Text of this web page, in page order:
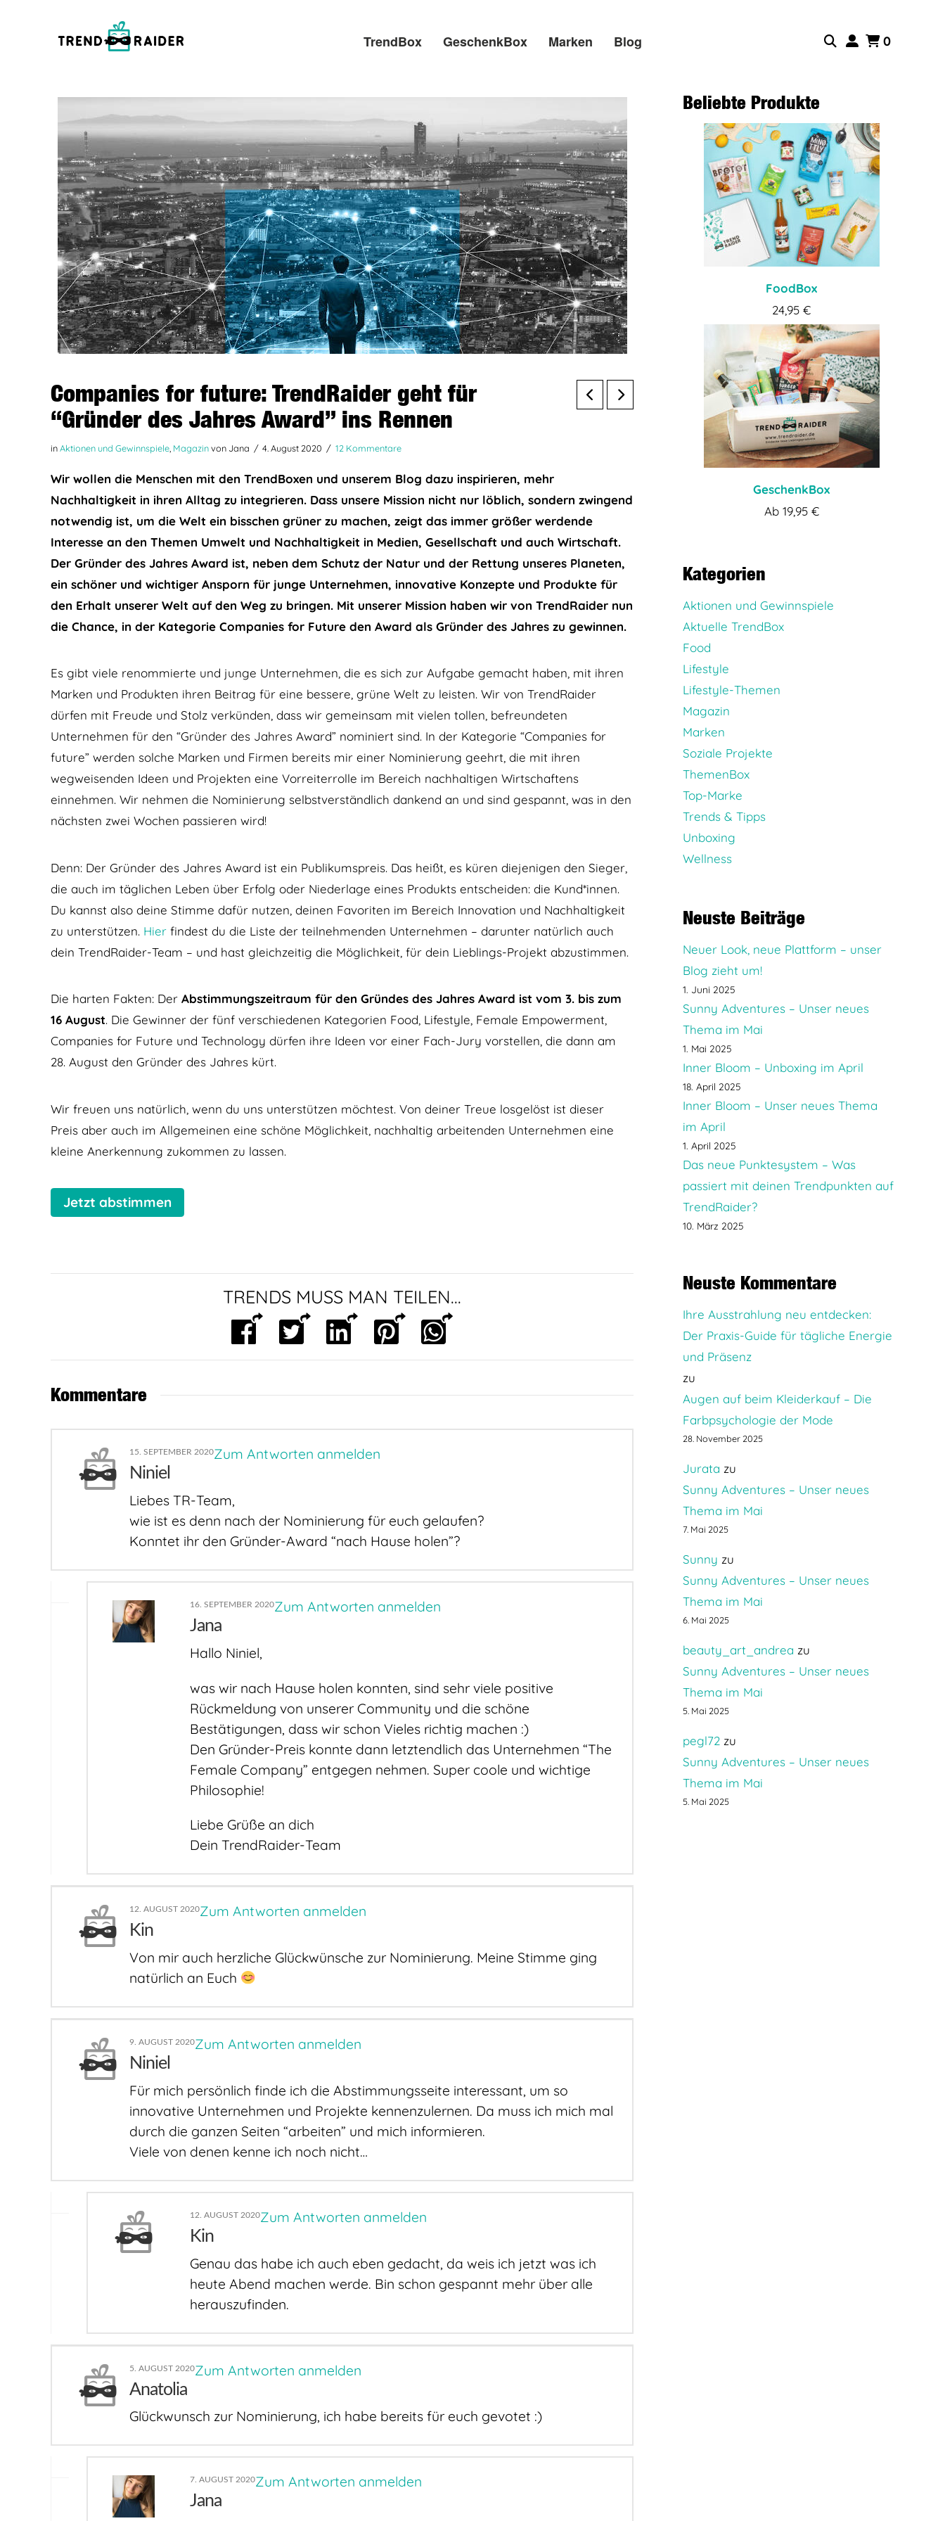
TrendBox GeschenkBox Marken Blog 0
Companies for future: TrendRaider geht für
“Gründer des Jahres Award” ins Rennen
inAktionen und Gewinnspiele, Magazinvon Jana 4. August 2020 12 Kommentare
Wir wollen die Menschen mit den TrendBoxen und unserem Blog dazu inspirieren, mehr
Nachhaltigkeit in ihren Alltag zu integrieren. Dass unsere Mission nicht nur löblich, sondern zwingend
notwendig ist, um die Welt ein bisschen grüner zu machen, zeigt das immer größer werdende
Interesse an den Themen Umwelt und Nachhaltigkeit in Medien, Gesellschaft und auch Wirtschaft.
Der Gründer des Jahres Award ist, neben dem Schutz der Natur und der Rettung unseres Planeten,
ein schöner und wichtiger Ansporn für junge Unternehmen, innovative Konzepte und Produkte für
den Erhalt unserer Welt auf den Weg zu bringen. Mit unserer Mission haben wir von TrendRaider nun
die Chance, in der Kategorie Companies for Future den Award als Gründer des Jahres zu gewinnen.
Es gibt viele renommierte und junge Unternehmen, die es sich zur Aufgabe gemacht haben, mit ihren
Marken und Produkten ihren Beitrag für eine bessere, grüne Welt zu leisten. Wir von TrendRaider
dürfen mit Freude und Stolz verkünden, dass wir gemeinsam mit vielen tollen, befreundeten
Unternehmen für den “Gründer des Jahres Award” nominiert sind. In der Kategorie “Companies for
future” werden solche Marken und Firmen bereits mir einer Nominierung geehrt, die mit ihren
wegweisenden Ideen und Projekten eine Vorreiterrolle im Bereich nachhaltigen Wirtschaftens
einnehmen. Wir nehmen die Nominierung selbstverständlich dankend an und sind gespannt, was in den
nächsten zwei Wochen passieren wird!
Denn: Der Gründer des Jahres Award ist ein Publikumspreis. Das heißt, es küren diejenigen den Sieger,
die auch im täglichen Leben über Erfolg oder Niederlage eines Produkts entscheiden: die Kund*innen.
Du kannst also deine Stimme dafür nutzen, deinen Favoriten im Bereich Innovation und Nachhaltigkeit
zu unterstützen. Hier findest du die Liste der teilnehmenden Unternehmen – darunter natürlich auch
dein TrendRaider-Team – und hast gleichzeitig die Möglichkeit, für dein Lieblings-Projekt abzustimmen.
Die harten Fakten: Der Abstimmungszeitraum für den Gründes des Jahres Award ist vom 3. bis zum
16 August. Die Gewinner der fünf verschiedenen Kategorien Food, Lifestyle, Female Empowerment,
Companies for Future und Technology dürfen ihre Ideen vor einer Fach-Jury vorstellen, die dann am
28. August den Gründer des Jahres kürt.
Wir freuen uns natürlich, wenn du uns unterstützen möchtest. Von deiner Treue losgelöst ist dieser
Preis aber auch im Allgemeinen eine schöne Möglichkeit, nachhaltig arbeitenden Unternehmen eine
kleine Anerkennung zukommen zu lassen.
Jetzt abstimmen
TRENDS MUSS MAN TEILEN...
Kommentare
15. SEPTEMBER 2020Zum Antworten anmelden
Niniel
Liebes TR-Team,
wie ist es denn nach der Nominierung für euch gelaufen?
Konntet ihr den Gründer-Award “nach Hause holen”?
16. SEPTEMBER 2020Zum Antworten anmelden
Jana
Hallo Niniel,
was wir nach Hause holen konnten, sind sehr viele positive
Rückmeldung von unserer Community und die schöne
Bestätigungen, dass wir schon Vieles richtig machen :)
Den Gründer-Preis konnte dann letztendlich das Unternehmen “The
Female Company” entgegen nehmen. Super coole und wichtige
Philosophie!
Liebe Grüße an dich
Dein TrendRaider-Team
12. AUGUST 2020Zum Antworten anmelden
Kin
Von mir auch herzliche Glückwünsche zur Nominierung. Meine Stimme ging
natürlich an Euch
9. AUGUST 2020Zum Antworten anmelden
Niniel
Für mich persönlich finde ich die Abstimmungsseite interessant, um so
innovative Unternehmen und Projekte kennenzulernen. Da muss ich mich mal
durch die ganzen Seiten “arbeiten” und mich informieren.
Viele von denen kenne ich noch nicht…
12. AUGUST 2020Zum Antworten anmelden
Kin
Genau das habe ich auch eben gedacht, da weis ich jetzt was ich
heute Abend machen werde. Bin schon gespannt mehr über alle
herauszufinden.
5. AUGUST 2020Zum Antworten anmelden
Anatolia
Glückwunsch zur Nominierung, ich habe bereits für euch gevotet :)
7. AUGUST 2020Zum Antworten anmelden
Jana
Beliebte Produkte
FoodBox
24,95 €
GeschenkBox
Ab 19,95 €
Kategorien
Aktionen und Gewinnspiele
Aktuelle TrendBox
Food
Lifestyle
Lifestyle-Themen
Magazin
Marken
Soziale Projekte
ThemenBox
Top-Marke
Trends & Tipps
Unboxing
Wellness
Neuste Beiträge
Neuer Look, neue Plattform – unser
Blog zieht um!
1. Juni 2025
Sunny Adventures – Unser neues
Thema im Mai
1. Mai 2025
Inner Bloom – Unboxing im April
18. April 2025
Inner Bloom – Unser neues Thema
im April
1. April 2025
Das neue Punktesystem – Was
passiert mit deinen Trendpunkten auf
TrendRaider?
10. März 2025
Neuste Kommentare
Ihre Ausstrahlung neu entdecken:
Der Praxis-Guide für tägliche Energie
und Präsenz
zu
Augen auf beim Kleiderkauf – Die
Farbpsychologie der Mode
28. November 2025
Jurata zu
Sunny Adventures – Unser neues
Thema im Mai
7. Mai 2025
Sunny zu
Sunny Adventures – Unser neues
Thema im Mai
6. Mai 2025
beauty_art_andrea zu
Sunny Adventures – Unser neues
Thema im Mai
5. Mai 2025
pegl72 zu
Sunny Adventures – Unser neues
Thema im Mai
5. Mai 2025